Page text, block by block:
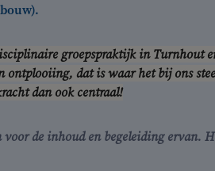
groepspraktijk in Turnhout
dat is waar het bij ons
dan ook centraal!
de inhoud en begeleiding ervan.